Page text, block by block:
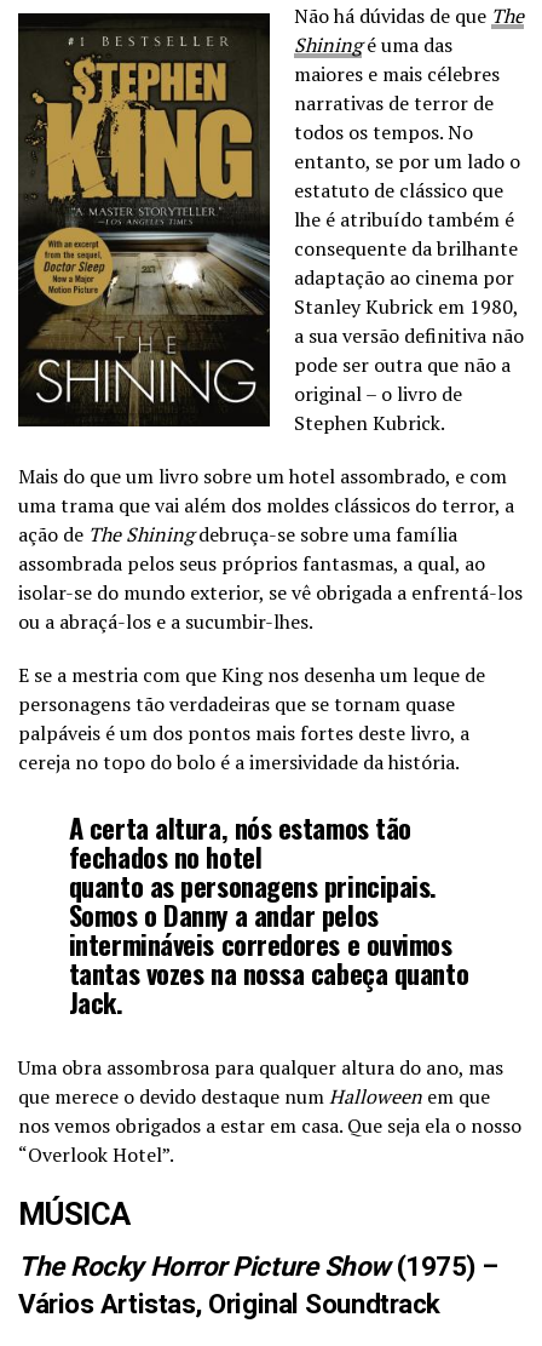
Não há dúvidas de que The
Shiningé uma das
maiores e mais célebres
narrativas de terror de
todos os tempos. No
entanto, se por um lado o
estatuto de clássico que
lhe é atribuído também é
consequente da brilhante
adaptação ao cinema por
Stanley Kubrick em 1980,
a sua versão definitiva não
pode ser outra que não a
original – o livro de
Stephen Kubrick.
Mais do que um livro sobre um hotel assombrado, e com
uma trama que vai além dos moldes clássicos do terror, a
ação de The Shiningdebruça-se sobre uma família
assombrada pelos seus próprios fantasmas, a qual, ao
isolar-se do mundo exterior, se vê obrigada a enfrentá-los
ou a abraçá-los e a sucumbir-lhes.
E se a mestria com que King nos desenha um leque de
personagens tão verdadeiras que se tornam quase
palpáveis é um dos pontos mais fortes deste livro, a
cereja no topo do bolo é a imersividade da história.
A certa altura, nós estamos tão
fechados no hotel
quanto as personagens principais.
Somos o Danny a andar pelos
intermináveis corredores e ouvimos
tantas vozes na nossa cabeça quanto
Jack.
Uma obra assombrosa para qualquer altura do ano, mas
que merece o devido destaque numHalloween em que
nos vemos obrigados a estar em casa. Que seja ela o nosso
“Overlook Hotel”.
MÚSICA
The Rocky Horror Picture Show(1975) –
Vários Artistas, Original Soundtrack